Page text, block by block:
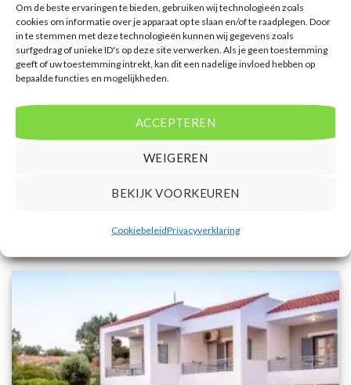
Om de beste ervaringen te bieden, gebruiken wij technologieën zoals
cookies om informatie over je apparaat op te slaan en/of te raadplegen. Door
in te stemmen met deze technologieën kunnen wij gegevens zoals
surfgedrag of unieke ID's op deze site verwerken. Als je geen toestemming
geeft of uw toestemming intrekt, kan dit een nadelige invloed hebben op
bepaalde functies en mogelijkheden.
ACCEPTEREN
WEIGEREN
BEKIJK VOORKEUREN
CookiebeleidPrivacyverklaring
KOUTOULOUFARI
3uit 5
Ippoliti Village is een 3 sterren accommodatie in Koutouloufari. U boekt
PRIJZEN EN BOEKEN